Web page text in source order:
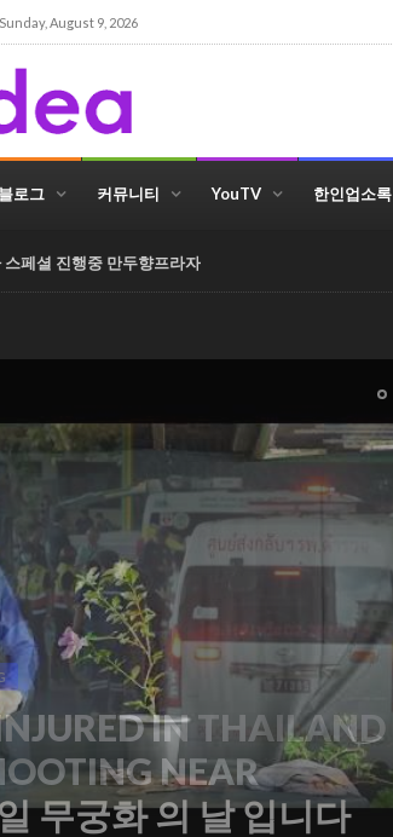
Sunday, August 9, 2026
블로그 커뮤니티 YouTV 한인업소록
스페셜 진행중 만두향프라자
무궁화 의 날 입니다